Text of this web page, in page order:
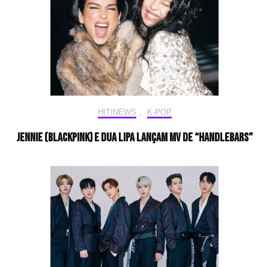
HIT!NEWS , K-POP
JENNIE (BLACKPINK) e Dua Lipa lançam MV de “Handlebars”